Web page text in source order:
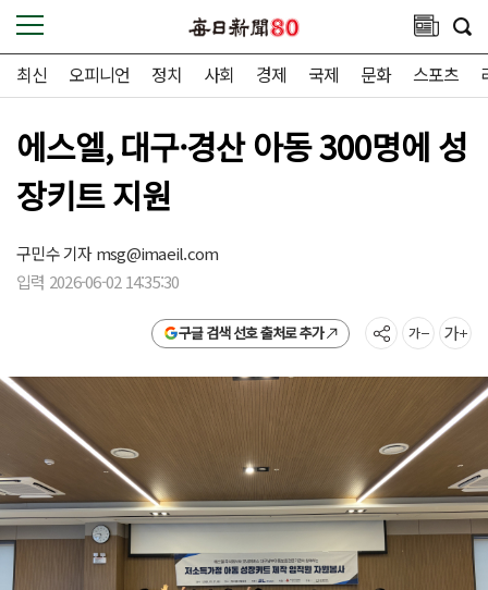
최신 오피니언 정치 사회 경제 국제 문화 스포츠
에스엘, 대구·경산 아동 300명에 성
장키트 지원
구민수 기자msg@imaeil.com
입력 2026-06-02 14:35:30
구글 검색 선호 출처로 추가